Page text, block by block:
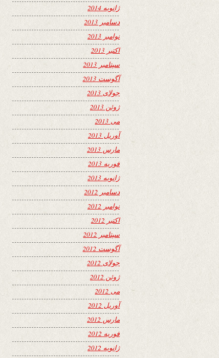
ژانویه 2014
دسامبر 2013
نوامبر 2013
اکتبر 2013
سپتامبر 2013
آگوست 2013
جولای 2013
ژوئن 2013
می 2013
آوریل 2013
مارس 2013
فوریه 2013
ژانویه 2013
دسامبر 2012
نوامبر 2012
اکتبر 2012
سپتامبر 2012
آگوست 2012
جولای 2012
ژوئن 2012
می 2012
آوریل 2012
مارس 2012
فوریه 2012
ژانویه 2012